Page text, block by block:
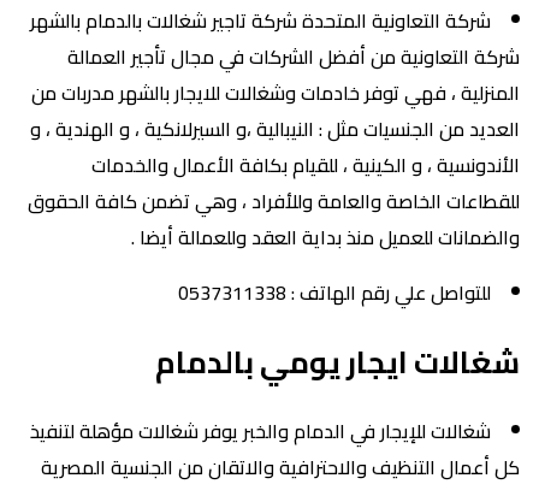
شركة التعاونية المتحدة شركة تاجير شغالات بالدمام بالشهر
شركة التعاونية من أفضل الشركات في مجال تأجير العمالة
المنزلية ، فهي توفر خادمات وشغالات للايجار بالشهر مدربات من
العديد من الجنسيات مثل : النيبالية ،و السيرلانكية ، و الهندية ، و
الأندونسية ، و الكينية ، للقيام بكافة الأعمال والخدمات
للقطاعات الخاصة والعامة وللأفراد ، وهي تضمن كافة الحقوق
والضمانات للعميل منذ بداية العقد وللعمالة أيضا .
للتواصل علي رقم الهاتف : 0537311338
شغالات ايجار يومي بالدمام
شغالات للإيجار في الدمام والخبر يوفر شغالات مؤهلة لتنفيذ
كل أعمال التنظيف والاحترافية والاتقان من الجنسية المصرية